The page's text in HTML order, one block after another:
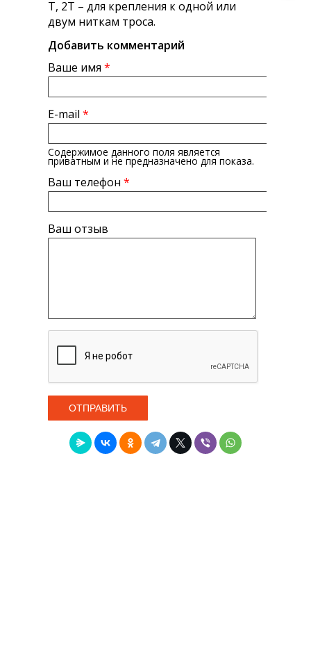
Т, 2Т – для крепления к одной или
двум ниткам троса.
Добавить комментарий
Ваше имя *
E-mail *
Содержимое данного поля является
приватным и не предназначено для показа.
Ваш телефон *
Ваш отзыв